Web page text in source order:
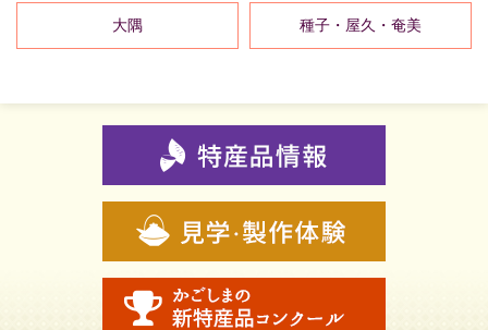
大隅 種子・屋久・奄美